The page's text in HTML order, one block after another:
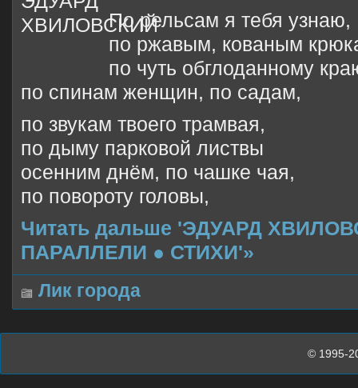
По рельсам я тебя узнаю,
по ржавым, кованым
по чуть обглоданному
по спинам женщин, по садам,
по звукам твоего трамвая,
по дыму парковой листвы
осенним днём, по чашке чая,
по повороту головы,
Читать дальше 'ЭДУАРД
ПАРАЛЛЕЛИ ● СТИХИ'»
Лик города
© 1995-